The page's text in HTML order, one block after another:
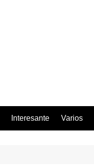
Interesante Varios